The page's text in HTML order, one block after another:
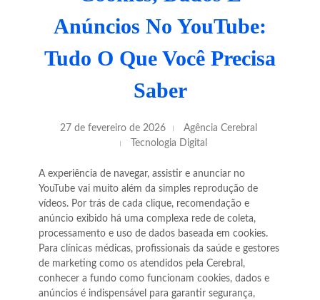
Anúncios No YouTube:
Tudo O Que Você Precisa
Saber
27 de fevereiro de 2026
Agência Cerebral
Tecnologia Digital
A experiência de navegar, assistir e anunciar no
YouTube vai muito além da simples reprodução de
vídeos. Por trás de cada clique, recomendação e
anúncio exibido há uma complexa rede de coleta,
processamento e uso de dados baseada em cookies.
Para clínicas médicas, profissionais da saúde e gestores
de marketing como os atendidos pela Cerebral,
conhecer a fundo como funcionam cookies, dados e
anúncios é indispensável para garantir segurança,